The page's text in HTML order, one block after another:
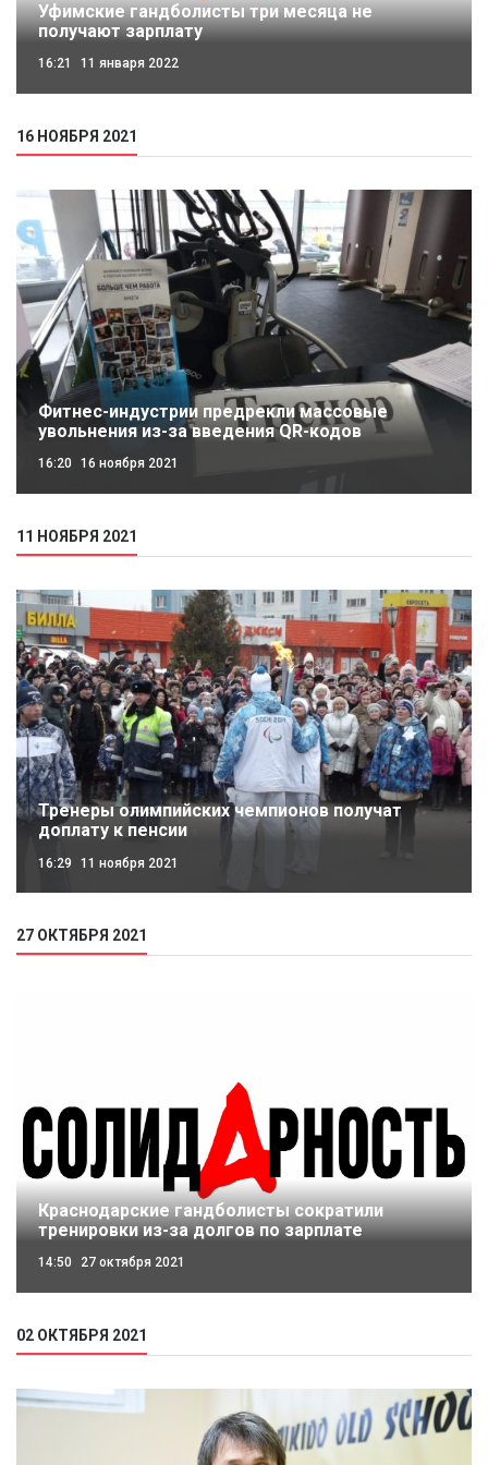
Уфимские гандболисты три месяца не
получают зарплату
16:21 11 января 2022
16 НОЯБРЯ 2021
Фитнес-индустрии предрекли массовые
увольнения из-за введения QR-кодов
16:20 16 ноября 2021
11 НОЯБРЯ 2021
Тренеры олимпийских чемпионов получат
доплату к пенсии
16:29 11 ноября 2021
27 ОКТЯБРЯ 2021
Краснодарские гандболисты сократили
тренировки из-за долгов по зарплате
14:50 27 октября 2021
02 ОКТЯБРЯ 2021